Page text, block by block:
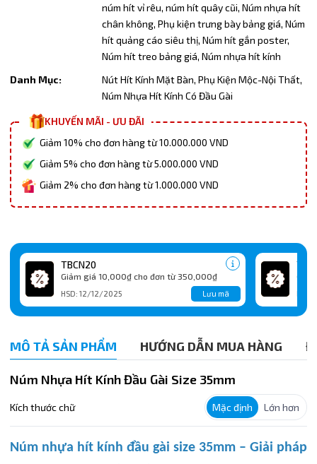
núm hít vỉ rêu, núm hít quây cũi, Núm nhựa hít
chân không, Phụ kiện trưng bày bảng giá, Núm
hít quảng cáo siêu thị, Núm hít gắn poster,
Núm hít treo bảng giá, Núm nhựa hít kính
Danh Mục:
Nút Hít Kính Mặt Bàn, Phụ Kiện Mộc-Nội Thất,
Núm Nhựa Hít Kính Có Đầu Gài
KHUYẾN MÃI - ƯU ĐÃI
Giảm 10% cho đơn hàng từ 10.000.000 VND
Giảm 5% cho đơn hàng từ 5.000.000 VND
Giảm 2% cho đơn hàng từ 1.000.000 VND
TBCN20
Giảm giá 10,000₫ cho đơn từ 350,000₫
HSD: 12/12/2025 Lưu mã
MÔ TẢ SẢN PHẨM HƯỚNG DẪN MUA HÀNG
Núm Nhựa Hít Kính Đầu Gài Size 35mm
Kích thước chữ Mặc định Lớn hơn
Núm nhựa hít kính đầu gài size 35mm – Giải pháp